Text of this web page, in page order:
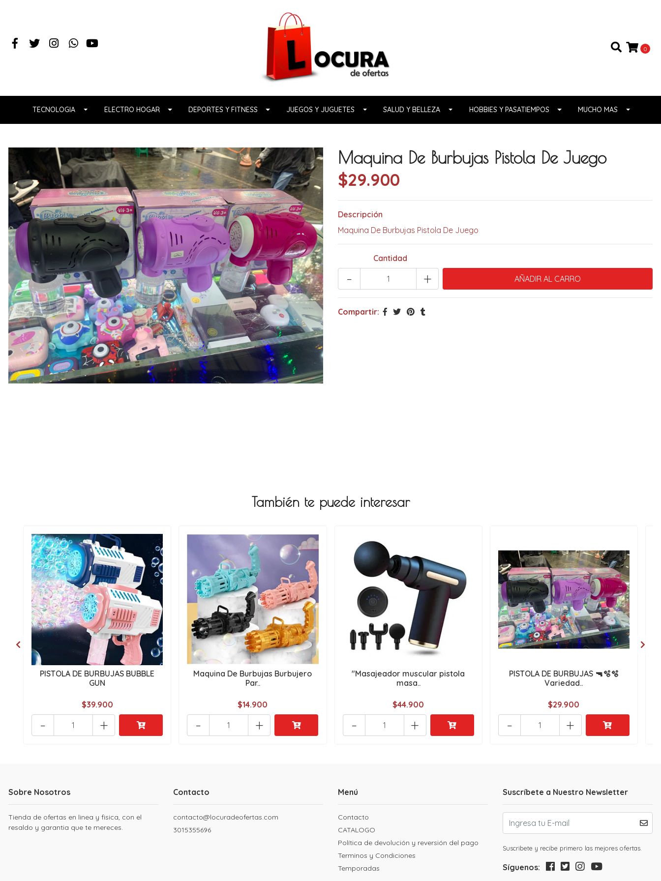
0
TECNOLOGIA ELECTRO HOGAR DEPORTES Y FITNESS JUEGOS Y JUGUETES SALUD Y BELLEZA HOBBIES Y PASATIEMPOS MUCHO MAS
Maquina De Burbujas Pistola De Juego
$29.900
Descripción
Maquina De Burbujas Pistola De Juego
Cantidad
+
-
Compartir:
También te puede interesar
PISTOLA DE BURBUJAS BUBBLE
GUN
$39.900
+
-
Maquina De Burbujas Burbujero
Par..
$14.900
+
-
"Masajeador muscular pistola
masa..
$44.900
+
-
PISTOLA DE BURBUJAS 🔫🫧🫧
Variedad..
$29.900
+
-
Sobre Nosotros
Tienda de ofertas en linea y fisica, con el
resaldo y garantia que te mereces.
Contacto
contacto@locuradeofertas.com
3015355696
Menú
Contacto
CATALOGO
Política de devolución y reversión del pago
Terminos y Condiciones
Temporadas
Suscríbete a Nuestro Newsletter
Suscribete y recibe primero las mejores ofertas.
Síguenos: